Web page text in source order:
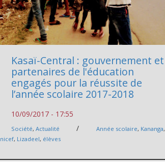
Kasaï-Central : gouvernement et
partenaires de l'éducation
engagés pour la réussite de
l’année scolaire 2017-2018
10/09/2017 - 17:55
Société,Actualité / Année scolaire, Kananga,
, Lizadeel, élèves